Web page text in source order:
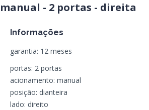
- 2 portas - direita
Informações
garantia: 12 meses
portas: 2 portas
acionamento: manual
posição: dianteira
lado: direito